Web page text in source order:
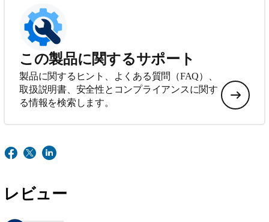
この製品に関するサポート
製品に関するヒント、よくある質問（FAQ）、
取扱説明書、安全性とコンプライアンスに関す
る情報を検索します。
レビュー